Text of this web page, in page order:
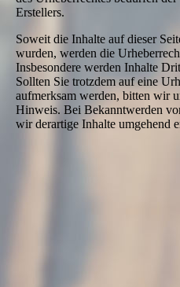
Erstellers.
Soweit die Inhalte auf dieser
wurden, werden die
Insbesondere werden Inhalte
Sollten Sie trotzdem auf eine
aufmerksam werden, bitten wir
Hinweis. Bei Bekanntwerden
wir derartige Inhalte umgehend